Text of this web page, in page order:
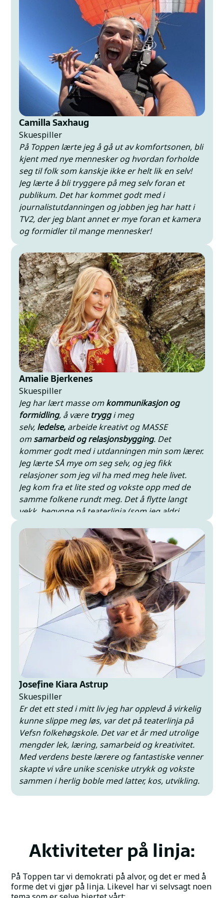
teater og film, gå på konserter, og ha interessante
workshops med folksom har unik kompetanse på sitt
Hit kan du komme med mye eller lite erfaring. At du
er motivert til å lage spennende produksjoner
sammen med fine folk, holder i massevis. Og om du i
tillegg setter pris på å være i et allsidig miljø og omgi
deg med flott natur, da får du full uttelling.
Camilla Saxhaug
Skuespiller
På Toppen lærte jeg å gå ut av komfortsonen, bli
kjent med nye mennesker og hvordan forholde
seg til folk som kanskje ikke er helt lik en selv!
Jeg lærte å bli tryggere på meg selv foran et
publikum. Det har kommet godt med i
journalistutdanningen og jobben jeg har hatt i
TV2, der jeg blant annet er mye foran et kamera
og formidler til mange mennesker!
Amalie Bjerkenes
Skuespiller
Jeg har lært masse omkommunikasjon og
formidling, å være tryggi meg
selv, ledelse, arbeide kreativt og MASSE
omsamarbeid og relasjonsbygging. Det
kommer godt med i utdanningen min som lærer.
Jeg lærte SÅ mye om seg selv, og jeg fikk
relasjoner som jeg vil ha med meg hele livet.
Jeg kom fra et lite sted og vokste opp med de
samme folkene rundt meg. Det å flytte langt
vekk, begynne på teaterlinja (som jeg aldri
folkehøgskole, ville jeg aldri vært foruten.
Josefine Kiara Astrup
Skuespiller
Er det ett sted i mitt liv jeg har opplevd å virkelig
kunne slippe meg løs, var det på teaterlinja på
Vefsn folkehøgskole. Det var et år med utrolige
mengder lek, læring, samarbeid og kreativitet.
Med verdens beste lærere og fantastiske venner
skapte vi våre unike sceniske utrykk og vokste
sammen i herlig boble med latter, kos, utvikling.
Aktiviteter på linja:
På Toppen tar vi demokrati på alvor, og det er med å
forme det vi gjør på linja. Likevel har vi selvsagt noen